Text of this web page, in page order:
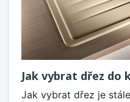
Jak vybrat dřez do
Jak vybrat dřez je